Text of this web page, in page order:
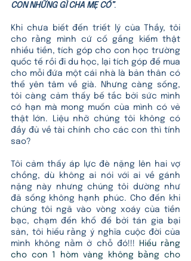
CON NHỮNG GÌ CHA MẸ CÓ”.
Khi chưa biết đến triết lý của Thầy, tôi
cho rằng mình cứ cố gắng kiếm thật
nhiều tiền, tích góp cho con học trường
quốc tế rồi đi du học, lại tích góp để mua
cho mỗi đứa một cái nhà là bản thân có
thể yên tâm về già. Nhưng càng sống,
tôi càng cảm thấy bế tắc bởi sức mình
có hạn mà mong muốn của mình có vẻ
thật lớn. Liệu nhỡ chúng tôi không có
đầy đủ về tài chính cho các con thì tính
sao?
Tôi cảm thấy áp lực đè nặng lên hai vợ
chồng, dù không ai nói với ai về gánh
nặng này nhưng chúng tôi dường như
đã sống không hạnh phúc. Cho đến khi
chúng tôi ngã vào vòng xoáy của tiền
bạc, chạm đến khổ đế bởi tán gia bại
sản, tôi hiểu rằng ý nghĩa cuộc đời của
mình không nằm ở chỗ đó!!!
Hiểu rằng
cho con 1 hòm vàng không bằng cho